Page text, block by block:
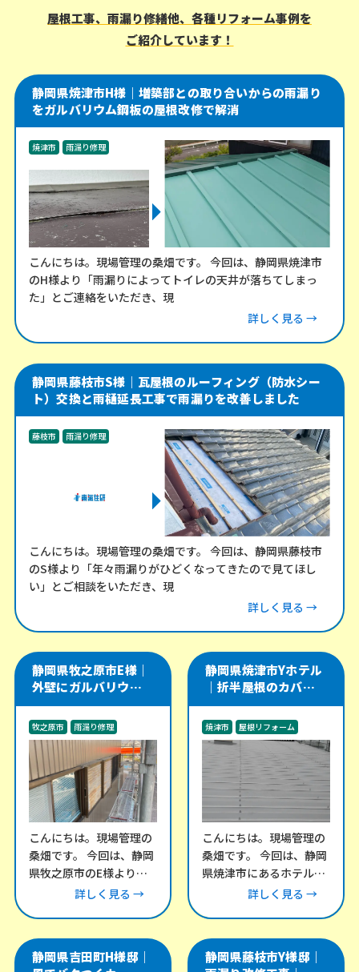
屋根工事、雨漏り修繕他、各種リフォーム事例を
ご紹介しています！
静岡県焼津市H様｜増築部との取り合いからの雨漏り
をガルバリウム鋼板の屋根改修で解消
焼津市 雨漏り修理
こんにちは。現場管理の桑畑です。 今回は、静岡県焼津市
のH様より「雨漏りによってトイレの天井が落ちてしまっ
た」とご連絡をいただき、現
詳しく見る →
静岡県藤枝市S様｜瓦屋根のルーフィング（防水シー
ト）交換と雨樋延長工事で雨漏りを改善しました
藤枝市 雨漏り修理
こんにちは。現場管理の桑畑です。 今回は、静岡県藤枝市
のS様より「年々雨漏りがひどくなってきたので見てほし
い」とご相談をいただき、現
詳しく見る →
静岡県牧之原市E様｜
外壁にガルバリウム角
波を施工し、軒天・雨
樋・雨戸戸袋も改修
牧之原市
雨漏り修理
外装工事
こんにちは。現場管理の
桑畑です。 今回は、静岡
県牧之原市のE様より、
外壁のメンテナンスにつ
詳しく見る →
静岡県焼津市Yホテル
｜折半屋根のカバー工
法をやり直し、雨漏り
リスクを改善した施工
事例
焼津市
屋根リフォーム
雨漏り修理
こんにちは。現場管理の
桑畑です。 今回は、静岡
県焼津市にあるホテル棟
にて、折半屋根の改修工
詳しく見る →
静岡県吉田町H様邸｜
静岡県藤枝市Y様邸｜